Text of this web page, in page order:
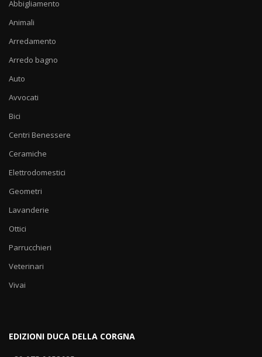
Abbigliamento
Animali
Arredamento
Arredo bagno
Auto
Avvocati
Bici
Centri Benessere
Ceramiche
Elettrodomestici
Geometri
Lavanderie
Ottici
Parrucchieri
Veterinari
Vivai
EDIZIONI DUCA DELLA CORGNA